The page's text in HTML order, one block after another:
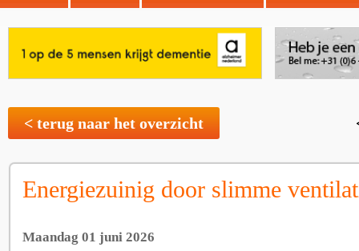
< terug naar het overzicht
Energiezuinig door slimme
Maandag 01 juni 2026